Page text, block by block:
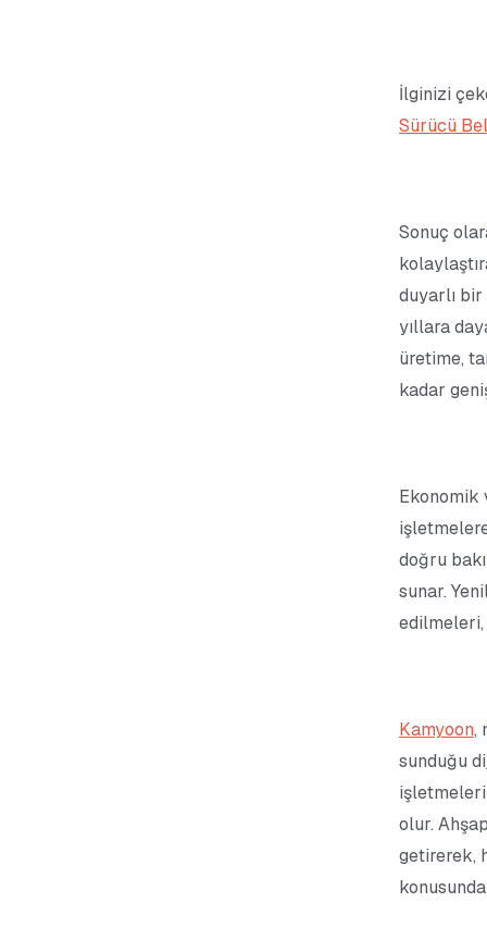
İlginizi
Sürücü
Sonuç
duyarlı
yıllara
üretime,
kadar
Ekonomik
doğru
sunar.
Kamyoon,
sunduğu
olur.
getirerek,